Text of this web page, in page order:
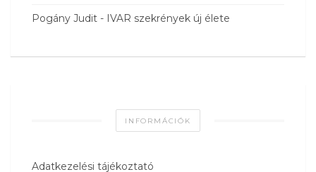
Pogány Judit - IVAR szekrények új élete
INFORMÁCIÓK
Adatkezelési tájékoztató